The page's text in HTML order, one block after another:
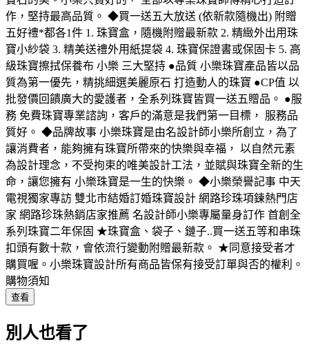
作，堅持最高品質。 ◆買一送五大放送 (依新款隨機出) 附贈
五好禮*都各1件 1. 珠寶盒，隨機附贈最新款 2. 精緻外出用珠
寶小紗袋 3. 精美送禮外用紙提袋 4. 珠寶保證書或保固卡 5. 高
級珠寶擦拭保養布 小樂 三大堅持 ●品質 小樂珠寶產品皆以品
質為第一優先，精挑細選美麗原石 打造動人的珠寶 ●CP值 以
批發價回饋廣大的愛護者，全系列珠寶皆買一送五贈品。 ●服
務 免費珠寶專業諮詢，客戶的滿意是我們第一目標， 服務品
質好。 ◆品牌故事 小樂珠寶是由名設計師小樂所創立，為了
讓消費者，能夠擁有珠寶所帶來的快樂與幸福， 以自然元素
為設計理念，不受拘束的唯美設計工法，並賦與珠寶全新的生
命，讓您擁有 小樂珠寶是一生的快樂。 ◆小樂榮譽記事 中天
電視獨家專訪 雙北市結婚訂婚珠寶設計 網路珍珠項鍊熱門店
家 網路珍珠熱銷店家推薦 名設計師小樂專屬量身訂作 首創全
系列珠寶二年保固 ★珠寶盒、袋子、鏈子..買一送五等和串珠
扣頭有數十款，會依流行變動附贈最新款。 ★同意接受者才
購買喔。小樂珠寶設計所有商品皆保有接受訂單與否的權利。
購物須知
查看
別人也看了